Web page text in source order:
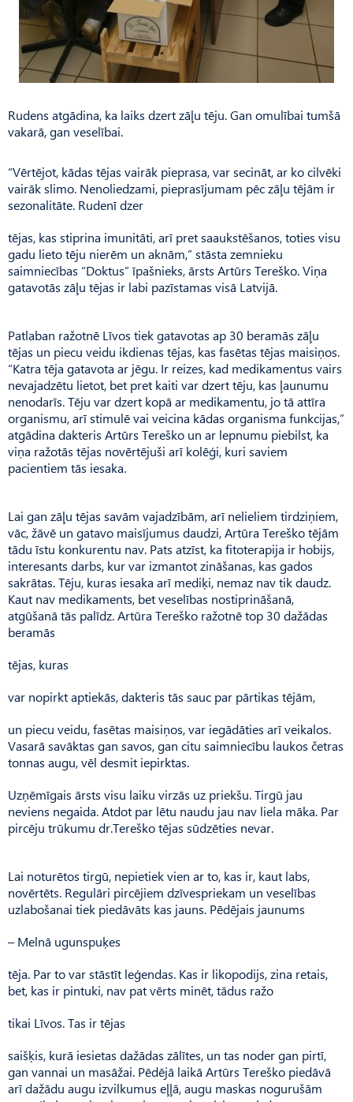
Rudens atgādina, ka laiks dzert zāļu tēju. Gan omulībai tumšā
vakarā, gan veselībai.
“Vērtējot, kādas tējas vairāk pieprasa, var secināt, ar ko cilvēki
vairāk slimo. Nenoliedzami, pieprasījumam pēc zāļu tējām ir
sezonalitāte. Rudenī dzer
tējas, kas stiprina imunitāti, arī pret saaukstēšanos, toties visu
gadu lieto tēju nierēm un aknām,” stāsta zemnieku
saimniecības “Doktus” īpašnieks, ārsts Artūrs Tereško. Viņa
gatavotās zāļu tējas ir labi pazīstamas visā Latvijā.
Patlaban ražotnē Līvos tiek gatavotas ap 30 beramās zāļu
tējas un piecu veidu ikdienas tējas, kas fasētas tējas maisiņos.
“Katra tēja gatavota ar jēgu. Ir reizes, kad medikamentus vairs
nevajadzētu lietot, bet pret kaiti var dzert tēju, kas ļaunumu
nenodarīs. Tēju var dzert kopā ar medikamentu, jo tā attīra
organismu, arī stimulē vai veicina kādas organisma funkcijas,”
atgādina dakteris Artūrs Tereško un ar lepnumu piebilst, ka
viņa ražotās tējas novērtējuši arī kolēģi, kuri saviem
pacientiem tās iesaka.
Lai gan zāļu tējas savām vajadzībām, arī nelieliem tirdziņiem,
vāc, žāvē un gatavo maisījumus daudzi, Artūra Tereško tējām
tādu īstu konkurentu nav. Pats atzīst, ka fitoterapija ir hobijs,
interesants darbs, kur var izmantot zināšanas, kas gados
sakrātas. Tēju, kuras iesaka arī mediķi, nemaz nav tik daudz.
Kaut nav medikaments, bet veselības nostiprināšanā,
atgūšanā tās palīdz. Artūra Tereško ražotnē top 30 dažādas
beramās
tējas, kuras
var nopirkt aptiekās, dakteris tās sauc par pārtikas tējām,
un piecu veidu, fasētas maisiņos, var iegādāties arī veikalos.
Vasarā savāktas gan savos, gan citu saimniecību laukos četras
tonnas augu, vēl desmit iepirktas.
Uzņēmīgais ārsts visu laiku virzās uz priekšu. Tirgū jau
neviens negaida. Atdot par lētu naudu jau nav liela māka. Par
pircēju trūkumu dr.Tereško tējas sūdzēties nevar.
Lai noturētos tirgū, nepietiek vien ar to, kas ir, kaut labs,
novērtēts. Regulāri pircējiem dzīvespriekam un veselības
uzlabošanai tiek piedāvāts kas jauns. Pēdējais jaunums
– Melnā ugunspuķes
tēja. Par to var stāstīt leģendas. Kas ir likopodijs, zina retais,
bet, kas ir pintuki, nav pat vērts minēt, tādus ražo
tikai Līvos. Tas ir tējas
saišķis, kurā iesietas dažādas zālītes, un tas noder gan pirtī,
gan vannai un masāžai. Pēdējā laikā Artūrs Tereško piedāvā
arī dažādu augu izvilkumus eļļā, augu maskas nogurušām